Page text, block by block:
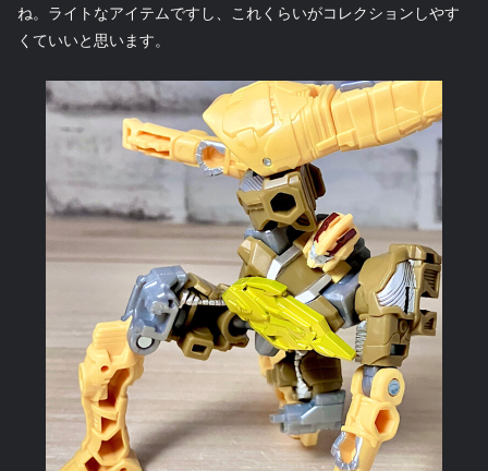
ね。ライトなアイテムですし、これくらいがコレクションしやす
くていいと思います。